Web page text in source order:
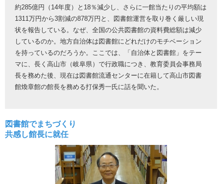
約285億円（14年度）と18％減少し、さらに一館当たりの平均額は
1311万円から3割減の878万円と、図書館運営を取り巻く厳しい現
状を報告している。なぜ、全国の公共図書館の資料費総額は減少
しているのか。地方自治体は図書館にどれだけのモチベーション
を持っているのだろうか。ここでは、「自治体と図書館」をテー
マに、長く高山市（岐阜県）で行政職につき、教育委員会事務局
長を務めた後、現在は図書館流通センターに在籍して高山市図書
館煥章館の館長を務める打保秀一氏に話を聞いた。
図書館でまちづくり
共感し館長に就任